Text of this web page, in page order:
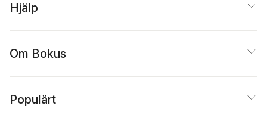
Hjälp
Om Bokus
Populärt